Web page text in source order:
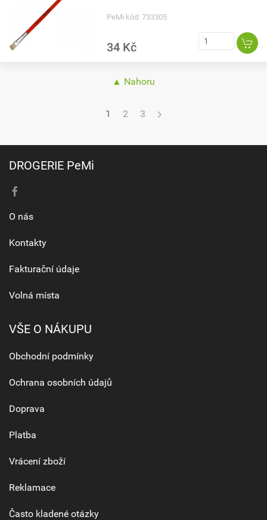
PeMi kód: 733305
34 Kč
▲ Nahoru
1 2 3
DROGERIE PeMi
O nás
Kontakty
Fakturační údaje
Volná místa
VŠE O NÁKUPU
Obchodní podmínky
Ochrana osobních údajů
Doprava
Platba
Vrácení zboží
Reklamace
Často kladené otázky